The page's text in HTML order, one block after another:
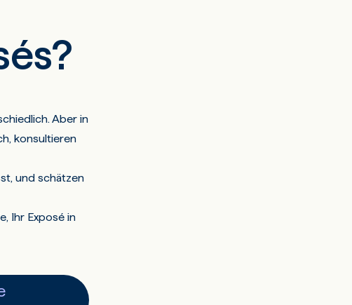
Aber in
konsultieren
und schätzen
Ihr Exposé in